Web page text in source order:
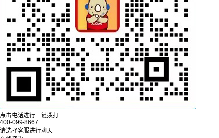
点击电话进行一键拨打
400-099-8667
请选择客服进行聊天